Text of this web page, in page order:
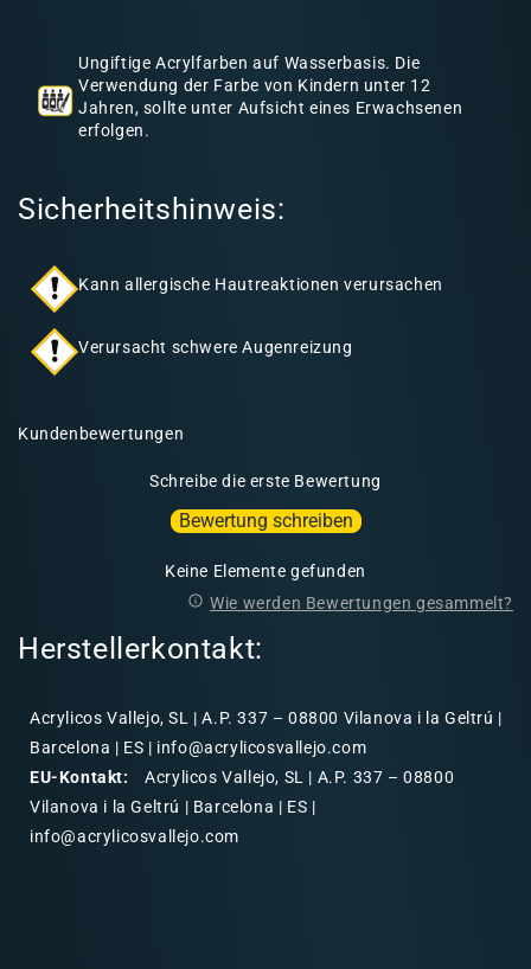
Ungiftige Acrylfarben auf Wasserbasis. Die
Verwendung der Farbe von Kindern unter 12
Jahren, sollte unter Aufsicht eines Erwachsenen
erfolgen.
Sicherheitshinweis:
Kann allergische Hautreaktionen verursachen
Verursacht schwere Augenreizung
Kundenbewertungen
Schreibe die erste Bewertung
Bewertung schreiben
Keine Elemente gefunden
Wie werden Bewertungen gesammelt?
Herstellerkontakt:
Acrylicos Vallejo, SL | A.P. 337 – 08800 Vilanova i la Geltrú |
Barcelona | ES | info@acrylicosvallejo.com
EU-Kontakt:
Acrylicos Vallejo, SL | A.P. 337 – 08800
Vilanova i la Geltrú | Barcelona | ES |
info@acrylicosvallejo.com